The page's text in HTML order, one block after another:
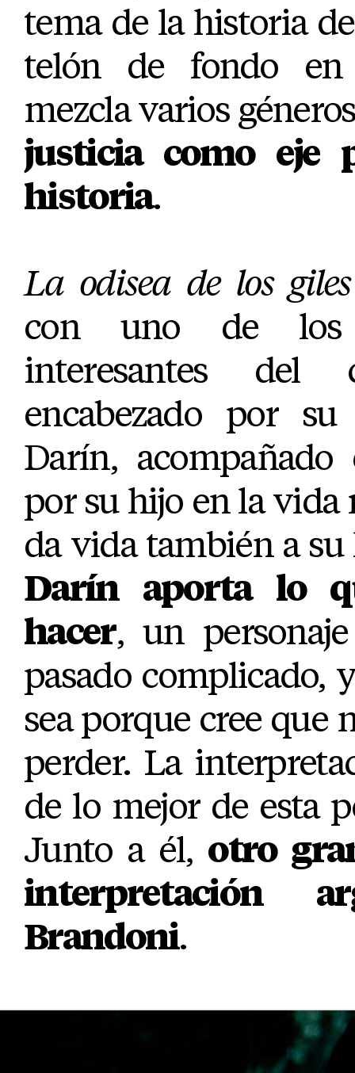
tema de la historia
telón de fondo
mezcla varios
justicia como eje
historia.
La odisea de los giles
con uno de los
interesantes del
encabezado por
Darín, acompañado
por su hijo en la vida
da vida también a
Darín aporta lo
hacer, un
pasado complicado,
sea porque cree que
perder. La
de lo mejor de esta
Junto a él, otro
interpretación
Brandoni.